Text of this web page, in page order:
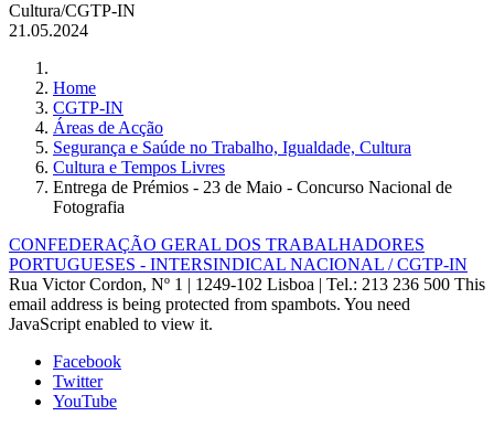
Cultura/CGTP-IN
21.05.2024
Home
CGTP-IN
Áreas de Acção
Segurança e Saúde no Trabalho, Igualdade, Cultura
Cultura e Tempos Livres
Entrega de Prémios - 23 de Maio - Concurso Nacional de
Fotografia
CONFEDERAÇÃO GERAL DOS TRABALHADORES
PORTUGUESES - INTERSINDICAL NACIONAL / CGTP-IN
Rua Victor Cordon, Nº 1 | 1249-102 Lisboa | Tel.: 213 236 500 This
email address is being protected from spambots. You need
JavaScript enabled to view it.
Facebook
Twitter
YouTube